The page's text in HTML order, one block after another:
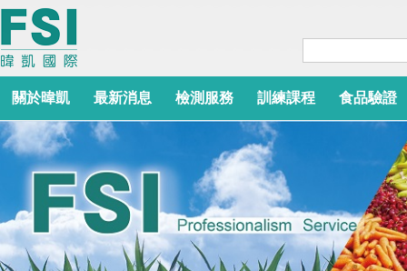
關於暐凱 最新消息 檢測服務 訓練課程 食品驗證